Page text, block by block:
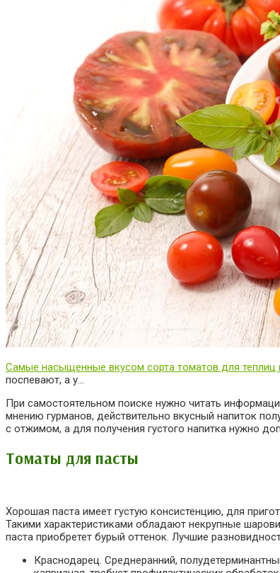
Самые насыщенные вкусом сорта томатов для теплиц
поспевают, а у…
При самостоятельном поиске нужно читать
мнению гурманов, действительно вкусный напиток
с отжимом, а для получения густого напитка нужно
Томаты для пасты
Хорошая паста имеет густую консистенцию, для
Такими характеристиками обладают некрупные
паста приобретет бурый оттенок. Лучшие
Краснодарец. Среднеранний,